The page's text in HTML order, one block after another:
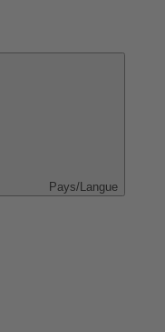
Pays/Langue